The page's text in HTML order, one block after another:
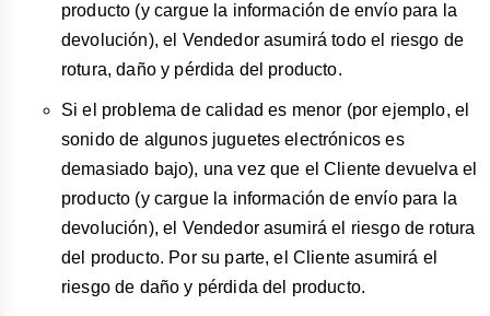
producto (y cargue la información de envío para la
devolución), el Vendedor asumirá todo el riesgo de
rotura, daño y pérdida del producto.
Si el problema de calidad es menor (por ejemplo, el
sonido de algunos juguetes electrónicos es
demasiado bajo), una vez que el Cliente devuelva el
producto (y cargue la información de envío para la
devolución), el Vendedor asumirá el riesgo de rotura
del producto. Por su parte, el Cliente asumirá el
riesgo de daño y pérdida del producto.